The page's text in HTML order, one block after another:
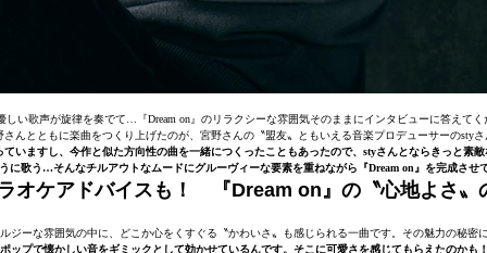
い歌声が旋律を奏でて…『Dream on』のリラクシーな雰囲気そのままにインタビューに答えてく
んとともに楽曲をつくり上げたのが、宮野さんの〝盟友〟ともいえる音楽プロデューサーのstyさ
いますし、今作と似た方向性の曲を一緒につくったこともあったので、styさんとならきっと素敵
に歌う…そんなチルアウトなムードにグルーヴィーな要素を重ねながら『Dream on』を完成させ
オケアドバイスも！ 『Dream on』の〝心地よさ〟
ジーな雰囲気の中に、どこか心をくすぐる〝かわいさ〟も感じられる一曲です。その魅力の秘密
ップで懐かしい音をギミックとして効かせているんです。そこに可愛さを感じてもらえたのかも！